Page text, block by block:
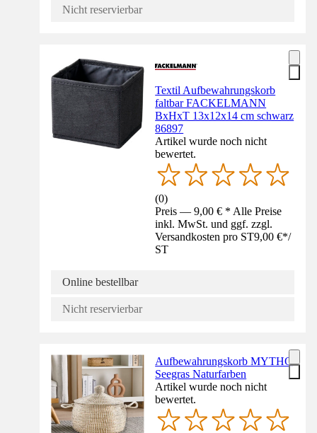
Nicht reservierbar
Textil Aufbewahrungskorb
faltbar FACKELMANN
BxHxT 13x12x14 cm schwarz
86897
Artikel wurde noch nicht
bewertet.
(0)
Preis — 9,00 € * Alle Preise
inkl. MwSt. und ggf. zzgl.
Versandkosten pro ST9,00 €*/
ST
Online bestellbar
Nicht reservierbar
Aufbewahrungskorb MYTHO
Seegras Naturfarben
Artikel wurde noch nicht
bewertet.